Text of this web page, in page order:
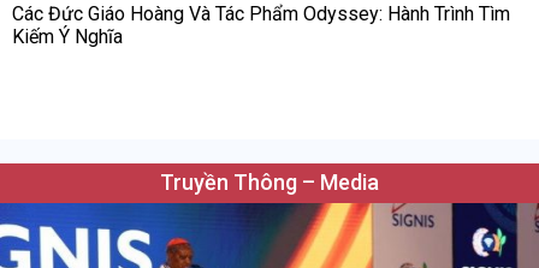
Các Đức Giáo Hoàng Và Tác Phẩm Odyssey: Hành Trình Tìm
Kiếm Ý Nghĩa
Truyền Thông – Media